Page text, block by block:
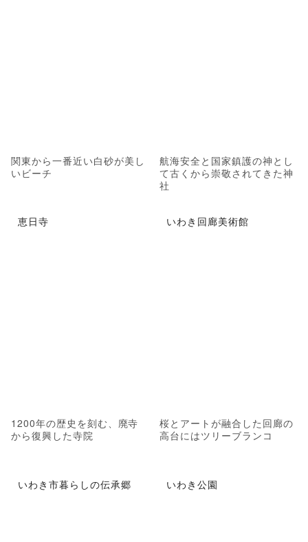
関東から一番近い白砂が美し
いビーチ
航海安全と国家鎮護の神とし
て古くから崇敬されてきた神
社
恵日寺
1200年の歴史を刻む、廃寺
から復興した寺院
いわき回廊美術館
桜とアートが融合した回廊の
高台にはツリーブランコ
いわき市暮らしの伝承郷 いわき公園